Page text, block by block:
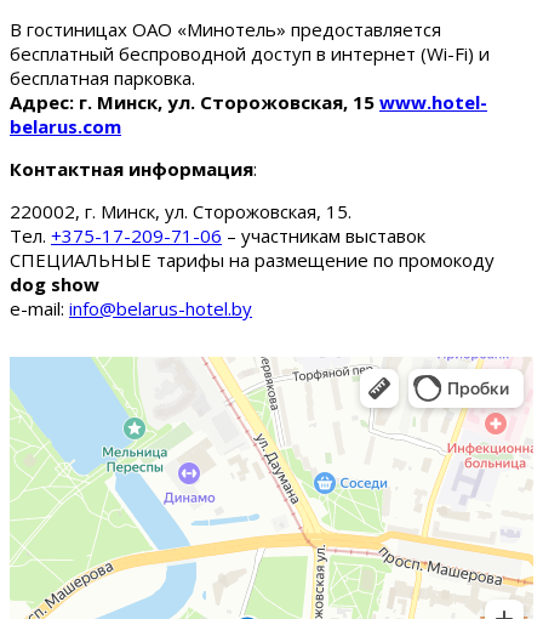
В гостиницах ОАО «Минотель» предоставляется
бесплатный беспроводной доступ в интернет (Wi-Fi) и
бесплатная парковка.
Адрес: г. Минск, ул. Сторожовская, 15 www.hotel-
belarus.com
Контактная информация:
220002, г. Минск, ул. Сторожовская, 15.
Тел. +375-17-209-71-06 – участникам выставок
СПЕЦИАЛЬНЫЕ тарифы на размещение по промокоду
dog show
e-mail: info@belarus-hotel.by